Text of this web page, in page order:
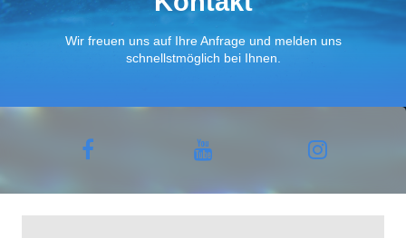
Wir freuen uns auf Ihre Anfrage und melden uns
schnellstmöglich bei Ihnen.